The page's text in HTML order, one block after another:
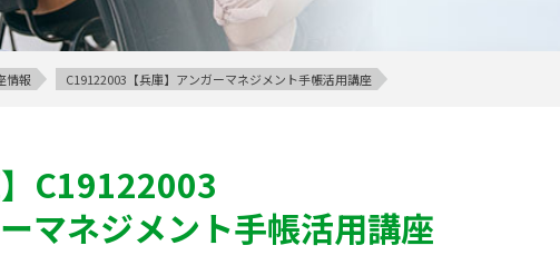
情報 C19122003【兵庫】アンガーマネジメント手帳活用講座
C19122003
マネジメント手帳活用講座